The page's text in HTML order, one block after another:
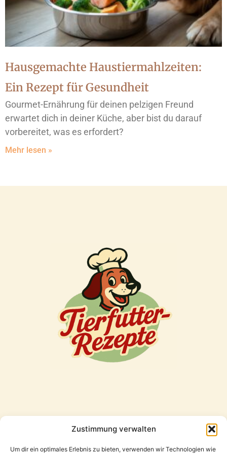
Zustimmung verwalten
Um dir ein optimales Erlebnis zu bieten, verwenden wir Technologien wie
Hausgemachte Haustiermahlzeiten:
Ein Rezept für Gesundheit
Gourmet-Ernährung für deinen pelzigen Freund
erwartet dich in deiner Küche, aber bist du darauf
vorbereitet, was es erfordert?
Mehr lesen »
Freunde